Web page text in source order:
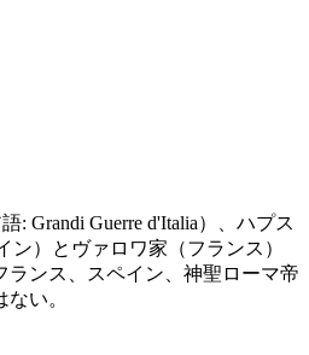
Grandi Guerre d'Italia）、ハプス
ン）とヴァロワ家（フランス）
ンス、スペイン、神聖ローマ帝
い。